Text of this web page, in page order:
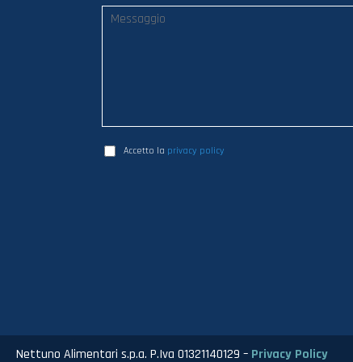
Accetto la privacy policy
Nettuno Alimentari s.p.a. P.Iva 01321140129 – Privacy Policy